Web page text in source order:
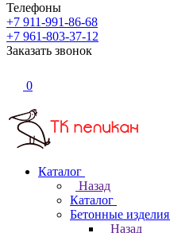
Телефоны
+7 911-991-86-68
+7 961-803-37-12
Заказать звонок
0
Каталог
Назад
Каталог
Бетонные изделия
Назад